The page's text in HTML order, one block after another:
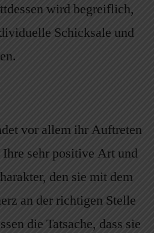
wird begreiflich,
Schicksale und
vor allem ihr Auftreten
sehr positive Art und
den sie mit dem
an der richtigen Stelle
die Tatsache, dass sie